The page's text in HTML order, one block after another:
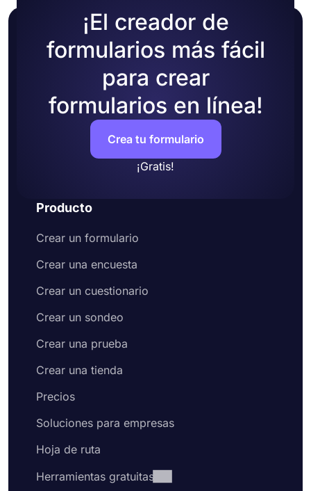
¡El creador de
formularios más fácil
para crear
formularios en línea!
Crea tu formulario
¡Gratis!
Producto
Crear un formulario
Crear una encuesta
Crear un cuestionario
Crear un sondeo
Crear una prueba
Crear una tienda
Precios
Soluciones para empresas
Hoja de ruta
Herramientas gratuitas